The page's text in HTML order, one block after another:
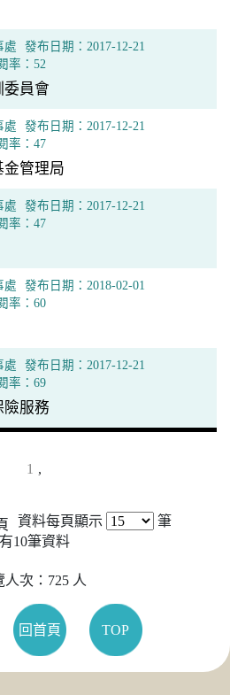
處
發布日期：2017-12-21
率：52
委員會
處
發布日期：2017-12-21
率：47
管理局
處
發布日期：2017-12-21
率：47
處
發布日期：2018-02-01
率：60
處
發布日期：2017-12-21
率：69
險服務
1 ,
資料每頁顯示
筆
10筆資料
人次：725 人
回首頁 TOP